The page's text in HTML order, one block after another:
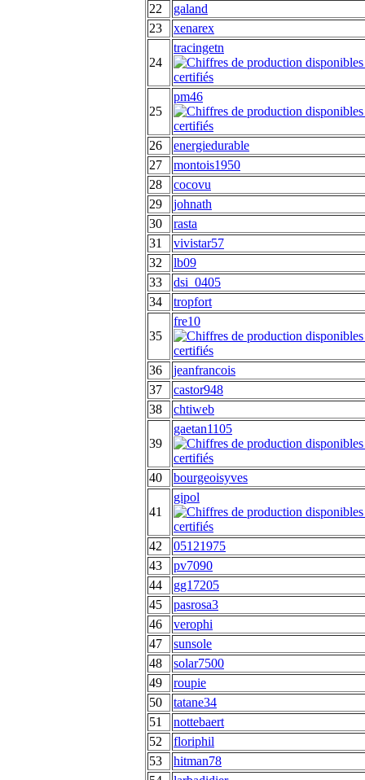
22
galand
23
xenarex
24
tracingetn
25
pm46
26
energiedurable
27
montois1950
28
cocovu
29
johnath
30
rasta
31
vivistar57
32
lb09
33
dsi_0405
34
tropfort
35
fre10
36
jeanfrancois
37
castor948
38
chtiweb
39
gaetan1105
40 bourgeoisyves
41
gipol
42
05121975
43
pv7090
44
gg17205
45
pasrosa3
46
verophi
47
sunsole
48
solar7500
49
roupie
50
tatane34
51
nottebaert
52
floriphil
53
hitman78